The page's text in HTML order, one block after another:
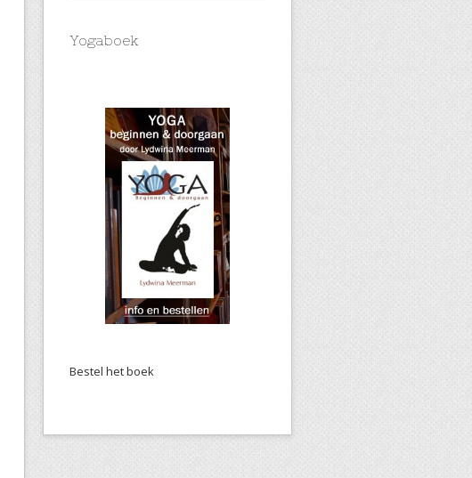
Yogaboek
Bestel het boek